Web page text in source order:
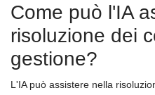
Come può l'IA
risoluzione dei
gestione?
L'IA può assistere nella